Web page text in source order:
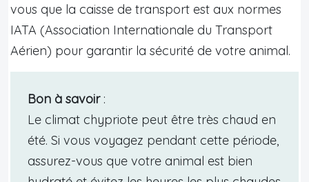
vous que la caisse de transport est aux normes
IATA (Association Internationale du Transport
Aérien) pour garantir la sécurité de votre animal.
Bon à savoir:
Le climat chypriote peut être très chaud en
été. Si vous voyagez pendant cette période,
assurez-vous que votre animal est bien